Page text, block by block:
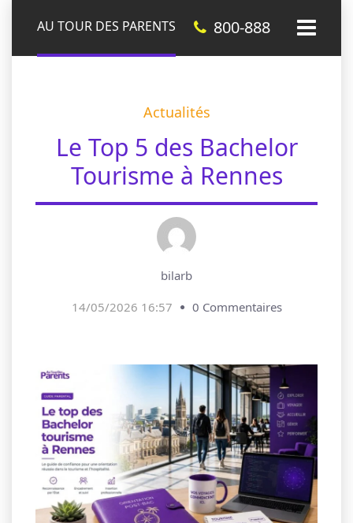
AU TOUR DES PARENTS 800-888
Actualités
Le Top 5 des Bachelor
Tourisme à Rennes
bilarb
14/05/2026 16:57
0 Commentaires